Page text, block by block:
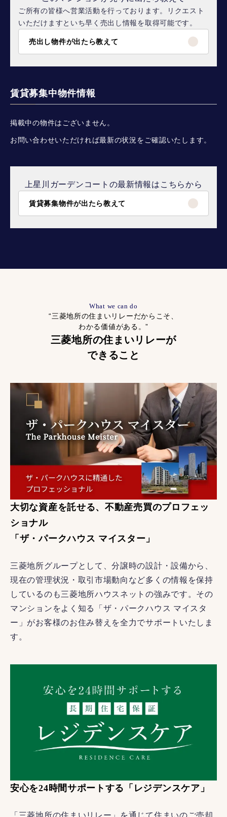
ご所有の皆様へ営業活動を行っております。リクエスト
いただけますといち早く売出し情報を取得可能です。
売出し物件が出たら教えて
賃貸募集中物件情報
掲載中の物件はございません。
お問い合わせいただければ最新の状況をご確認いたします。
上星川ガーデンコートの最新情報はこちらから
賃貸募集物件が出たら教えて
What we can do
“三菱地所の住まいリレーだからこそ、
わかる価値がある。”
三菱地所の住まいリレーが
できること
大切な資産を託せる、不動産売買のプロフェッ
ショナル
「ザ・パークハウス マイスター」
三菱地所グループとして、分譲時の設計・設備から、
現在の管理状況・取引市場動向など多くの情報を保持
しているのも三菱地所ハウスネットの強みです。その
マンションをよく知る「ザ・パークハウス マイスタ
ー」がお客様のお住み替えを全力でサポートいたしま
す。
安心を24時間サポートする「レジデンスケア」